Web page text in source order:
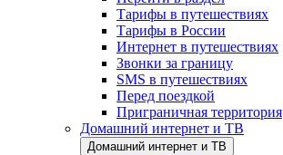
Тарифы в путешествиях
Тарифы в России
Интернет в путешествиях
Звонки за границу
SMS в путешествиях
Перед поездкой
Приграничная территория
Домашний интернет и ТВ
Домашний интернет и ТВ